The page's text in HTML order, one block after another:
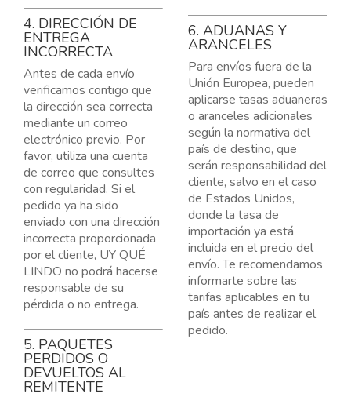
4. DIRECCIÓN DE
ENTREGA
INCORRECTA
Antes de cada envío
verificamos contigo que
la dirección sea correcta
mediante un correo
electrónico previo. Por
favor, utiliza una cuenta
de correo que consultes
con regularidad. Si el
pedido ya ha sido
enviado con una dirección
incorrecta proporcionada
por el cliente, UY QUÉ
LINDO no podrá hacerse
responsable de su
pérdida o no entrega.
5. PAQUETES
PERDIDOS O
DEVUELTOS AL
REMITENTE
6. ADUANAS Y
ARANCELES
Para envíos fuera de la
Unión Europea, pueden
aplicarse tasas aduaneras
o aranceles adicionales
según la normativa del
país de destino, que
serán responsabilidad del
cliente, salvo en el caso
de Estados Unidos,
donde la tasa de
importación ya está
incluida en el precio del
envío. Te recomendamos
informarte sobre las
tarifas aplicables en tu
país antes de realizar el
pedido.